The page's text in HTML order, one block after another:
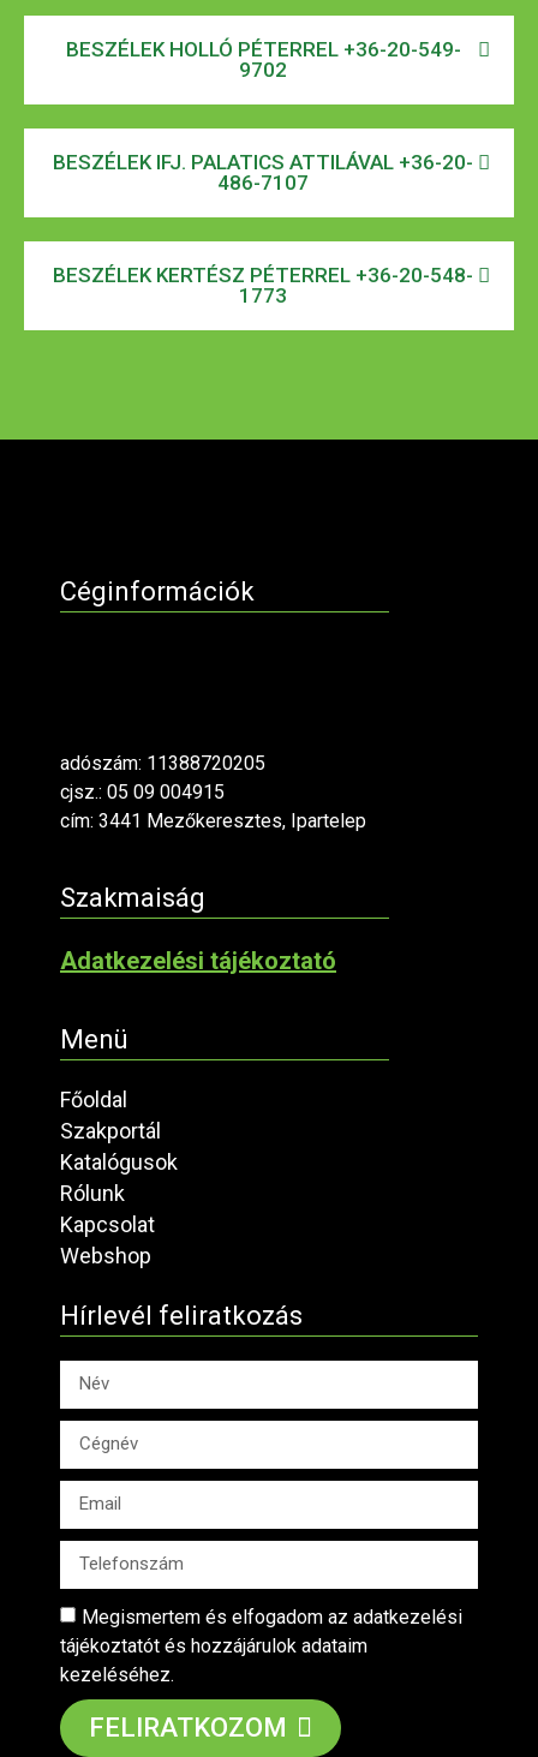
BESZÉLEK HOLLÓ PÉTERREL +36-20-549-
9702
BESZÉLEK IFJ. PALATICS ATTILÁVAL +36-20-
486-7107
BESZÉLEK KERTÉSZ PÉTERREL +36-20-548-
1773
Céginformációk
adószám: 11388720205
cjsz.: 05 09 004915
cím: 3441 Mezőkeresztes, Ipartelep
Szakmaiság
Adatkezelési tájékoztató
Menü
Főoldal
Szakportál
Katalógusok
Rólunk
Kapcsolat
Webshop
Hírlevél feliratkozás
Megismertem és elfogadom az adatkezelési
tájékoztatót és hozzájárulok adataim
kezeléséhez.
FELIRATKOZOM